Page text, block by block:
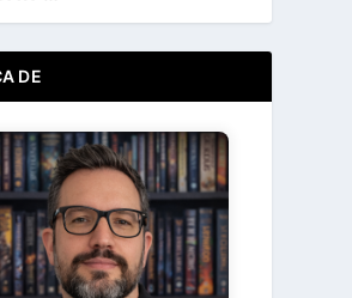
DE
Ir
Acerca de ...